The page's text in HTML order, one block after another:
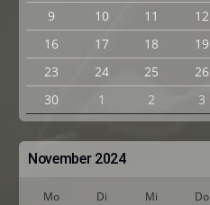
9
10 11 12
16
17 18 19
23
24 25 26
30
1 2 3
November 2024
Mo Di Mi Do